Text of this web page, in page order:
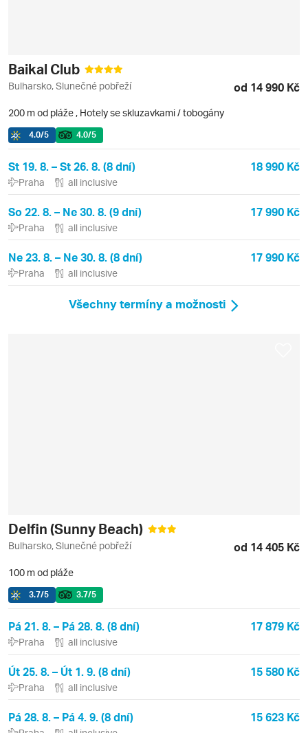
Baikal Club
Bulharsko, Slunečné pobřeží od 14 990 Kč
200 m od pláže , Hotely se skluzavkami / tobogány
4.0/5 4.0/5
St 19. 8. – St 26. 8. (8 dní) 18 990 Kč
Praha all inclusive
So 22. 8. – Ne 30. 8. (9 dní) 17 990 Kč
Praha all inclusive
Ne 23. 8. – Ne 30. 8. (8 dní) 17 990 Kč
Praha all inclusive
Všechny termíny a možnosti
Delfin (Sunny Beach)
Bulharsko, Slunečné pobřeží od 14 405 Kč
100 m od pláže
3.7/5 3.7/5
Pá 21. 8. – Pá 28. 8. (8 dní) 17 879 Kč
Praha all inclusive
Út 25. 8. – Út 1. 9. (8 dní) 15 580 Kč
Praha all inclusive
Pá 28. 8. – Pá 4. 9. (8 dní) 15 623 Kč